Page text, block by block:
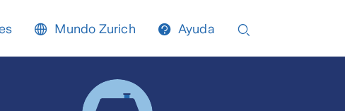
Mundo Zurich Ayuda